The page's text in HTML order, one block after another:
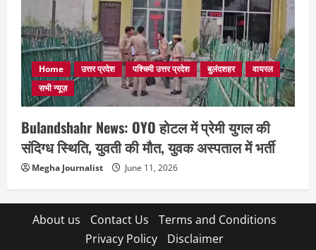
Home उत्तर प्रदेश पश्चिमी उत्तर प्रदेश बुलंदशहर
वायरल
सभी न्यूज़
Bulandshahr News: OYO होटल में प्रेमी युगल की
संदिग्ध स्थिति, युवती की मौत, युवक अस्पताल में भर्ती
Megha Journalist June 11, 2026
About us Contact Us
Terms and Conditions
Privacy Policy
Disclaimer